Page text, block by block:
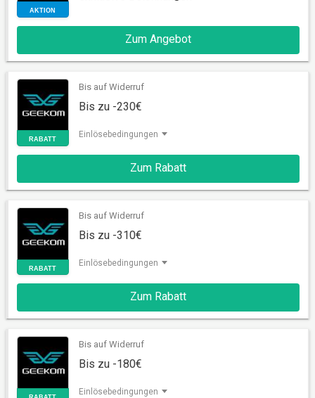
AKTION
Zum Angebot
Bis auf Widerruf
Bis zu -230€
Einlösebedingungen
Zum Rabatt
Bis auf Widerruf
Bis zu -310€
Einlösebedingungen
Zum Rabatt
Bis auf Widerruf
Bis zu -180€
Einlösebedingungen